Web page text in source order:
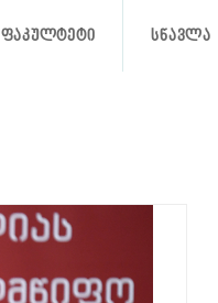
ᲤᲐᲙᲣᲚᲢᲔᲢᲘ ᲡᲬᲐᲕᲚᲐ